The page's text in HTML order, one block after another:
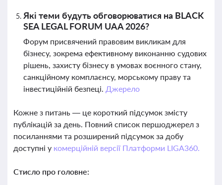
Які теми будуть обговорюватися на BLACK
SEA LEGAL FORUM UAA 2026?
Форум присвячений правовим викликам для
бізнесу, зокрема ефективному виконанню судових
рішень, захисту бізнесу в умовах воєнного стану,
санкційному комплаєнсу, морському праву та
інвестиційній безпеці. Джерело
Кожне з питань — це короткий підсумок змісту
публікацій за день. Повний список першоджерел з
посиланнями та розширений підсумок за добу
доступні у комерційній версії Платформи LIGA360.
Стисло про головне: